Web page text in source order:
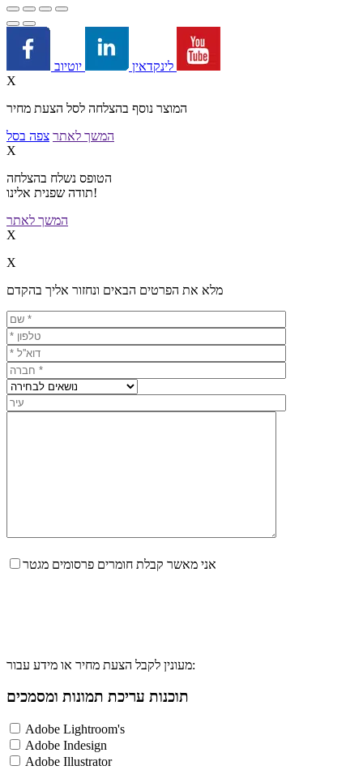
לינקדאין
X
המוצר נוסף בהצלחה לסל הצעת מחיר
המשך לאתר צפה בסל
X
הטופס נשלח בהצלחה
תודה שפנית אלינו!
המשך לאתר
X
X
מלא את הפרטים הבאים ונחזור אליך בהקדם
אני מאשר קבלת חומרים פרסומים מגטר
מעונין לקבל הצעת מחיר או מידע עבור:
תוכנות עריכת תמונות ומסמכים
Adobe Lightroom's
Adobe Indesign
Adobe Illustrator